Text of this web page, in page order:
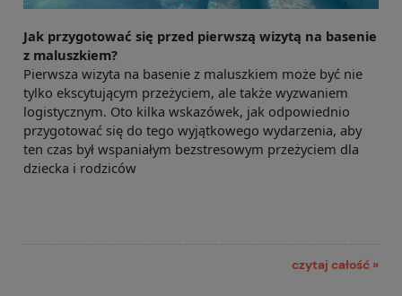
Jak przygotować się przed pierwszą wizytą na basenie
z maluszkiem?
Pierwsza wizyta na basenie z maluszkiem może być nie
tylko ekscytującym przeżyciem, ale także wyzwaniem
logistycznym. Oto kilka wskazówek, jak odpowiednio
przygotować się do tego wyjątkowego wydarzenia, aby
ten czas był wspaniałym bezstresowym przeżyciem dla
dziecka i rodziców
czytaj całość »